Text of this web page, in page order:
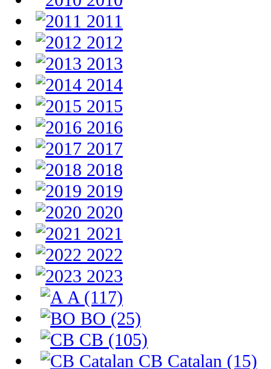
2011
2012
2013
2014
2015
2016
2017
2018
2019
2020
2021
2022
2023
A (117)
BO (25)
CB (105)
CB Catalan (15)